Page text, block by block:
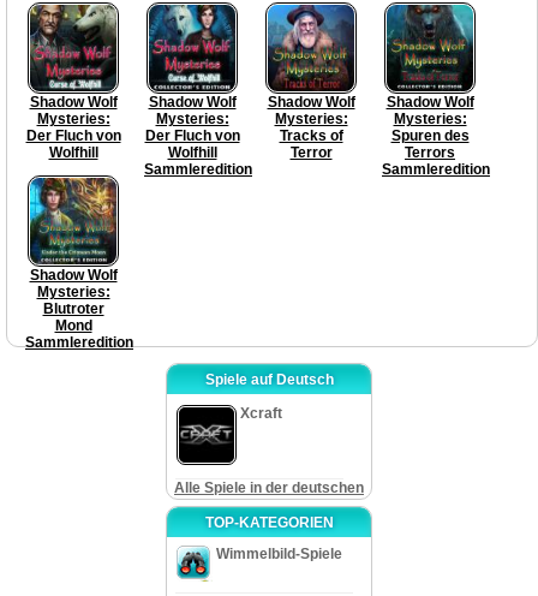
Shadow Wolf
Mysteries:
Der Fluch von
Wolfhill
Shadow Wolf
Mysteries:
Der Fluch von
Wolfhill
Sammleredition
Shadow Wolf
Mysteries:
Tracks of
Terror
Shadow Wolf
Mysteries:
Spuren des
Terrors
Sammleredition
Shadow Wolf
Mysteries:
Blutroter
Mond
Sammleredition
Spiele auf Deutsch
Xcraft
Alle Spiele in der deutschen
TOP-KATEGORIEN
Wimmelbild-Spiele